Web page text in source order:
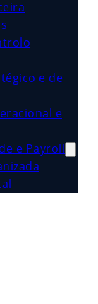
e de
e
e Payroll